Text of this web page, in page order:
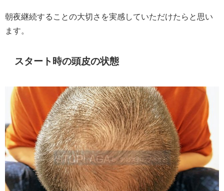
朝夜継続することの大切さを実感していただけたらと思い
ます。
スタート時の頭皮の状態